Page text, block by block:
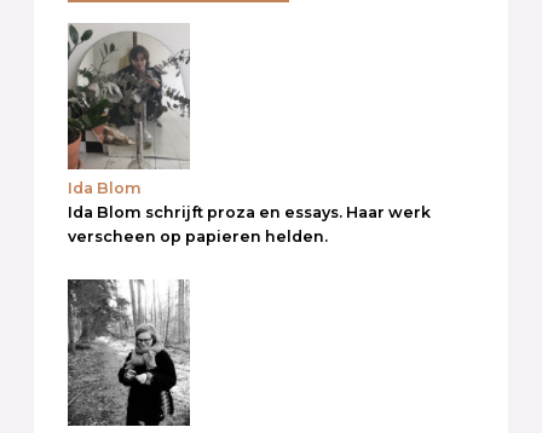
Ida Blom
Ida Blom schrijft proza en essays. Haar werk
verscheen op papieren helden.